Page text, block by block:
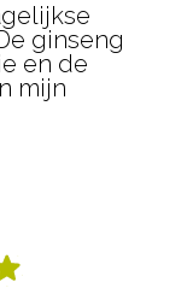
ginseng
en de
mijn